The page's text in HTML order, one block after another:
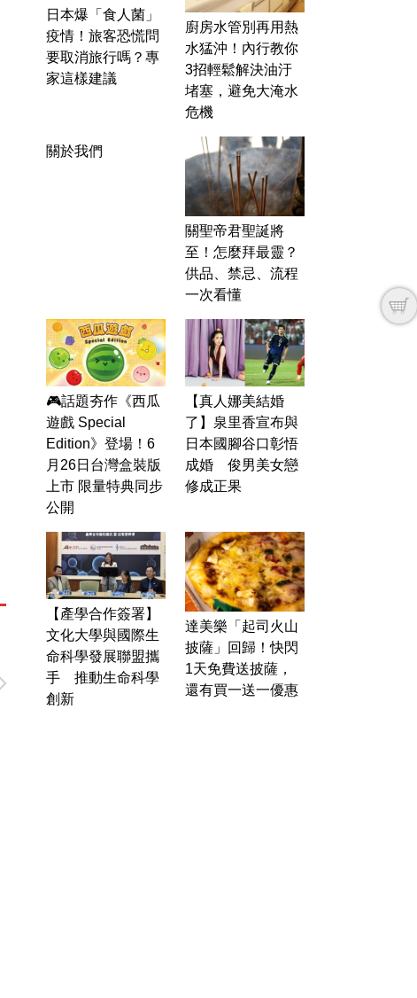
運勢 生活
日本爆「食人菌」
疫情！旅客恐慌問
要取消旅行嗎？專
家這樣建議
廚房水管別再用熱
水猛沖！內行教你
3招輕鬆解決油汙
堵塞，避免大淹水
危機
關於我們
關聖帝君聖誕將
至！怎麼拜最靈？
供品、禁忌、流程
一次看懂
🎮話題夯作《西瓜
遊戲 Special
Edition》登場！6
月26日台灣盒裝版
上市 限量特典同步
公開
【真人娜美結婚
了】泉里香宣布與
日本國腳谷口彰悟
成婚 俊男美女戀
修成正果
【產學合作簽署】
文化大學與國際生
命科學發展聯盟攜
手 推動生命科學
創新
達美樂「起司火山
披薩」回歸！快閃
1天免費送披薩，
還有買一送一優惠